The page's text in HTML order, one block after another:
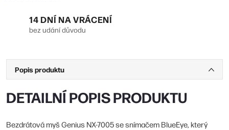
14 DNÍ NA VRÁCENÍ
bez udání důvodu
Popis produktu
DETAILNÍ POPIS PRODUKTU
Bezdrátová myš Genius NX-7005 se snímačem BlueEye, který